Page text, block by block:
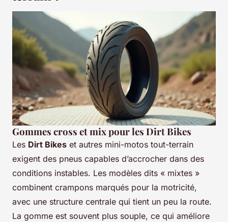
Gommes cross et mix pour les Dirt Bikes
Les Dirt Bikes et autres mini-motos tout-terrain
exigent des pneus capables d’accrocher dans des
conditions instables. Les modèles dits « mixtes »
combinent crampons marqués pour la motricité,
avec une structure centrale qui tient un peu la route.
La gomme est souvent plus souple, ce qui améliore